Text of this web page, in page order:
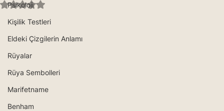
Psikoloji
Kişilik Testleri
Eldeki Çizgilerin Anlamı
Rüyalar
Rüya Sembolleri
Marifetname
Benham
5 üzerinden NaN yıldız